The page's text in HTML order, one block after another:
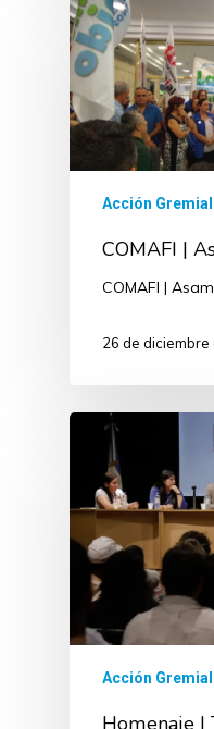
Acción Gremial
COMAFI |
COMAFI |
26 de diciembre
Acción Gremial
Homenaje |